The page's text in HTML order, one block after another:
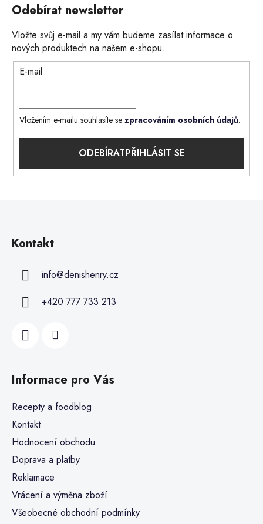
Odebírat newsletter
Vložte svůj e-mail a my vám budeme zasílat informace o
nových produktech na našem e-shopu.
E-mail
Vložením e-mailu souhlasíte se zpracováním osobních údajů.
PŘIHLÁSIT SE
Kontakt
info@denishenry.cz
+420 777 733 213
Informace pro Vás
Recepty a foodblog
Kontakt
Hodnocení obchodu
Doprava a platby
Reklamace
Vrácení a výměna zboží
Všeobecné obchodní podmínky